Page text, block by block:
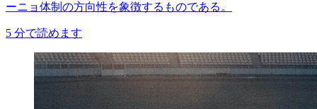
ーニョ体制の方向性を象徴するものである。
5 分で読めます